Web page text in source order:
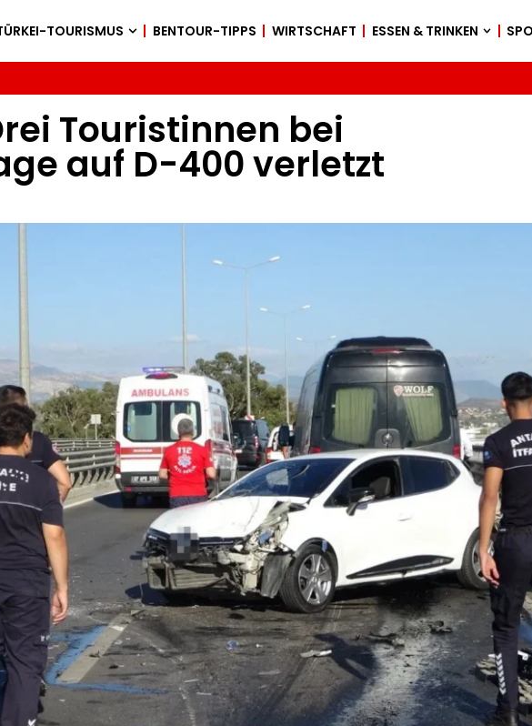
TOURISMUS BENTOUR-TIPPS WIRTSCHAFT ESSEN & TRINKEN
Touristinnen bei
auf D-400 verletzt